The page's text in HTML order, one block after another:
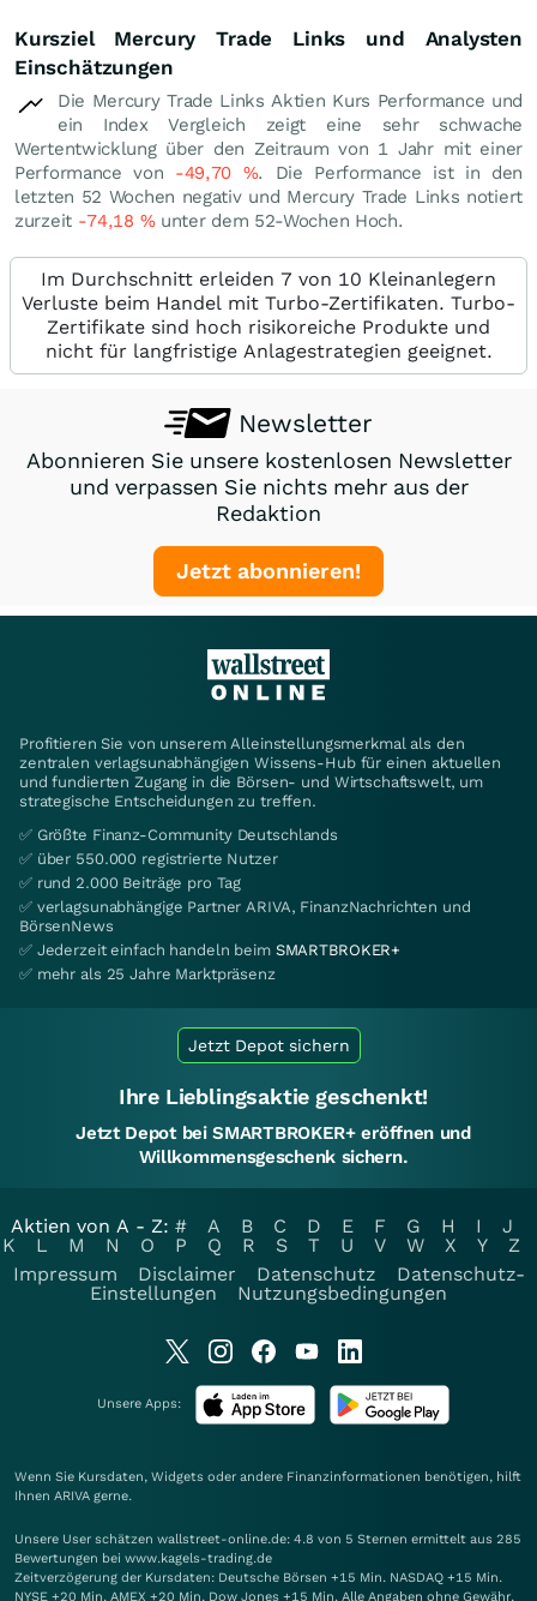
Kursziel Mercury Trade Links und Analysten
Einschätzungen
Die Mercury Trade Links Aktien Kurs Performance und
ein Index Vergleich zeigt eine sehr schwache
Wertentwicklung über den Zeitraum von 1 Jahr mit einer
Performance von -49,70 %. Die Performance ist in den
letzten 52 Wochen negativ und Mercury Trade Links notiert
zurzeit -74,18 %unter dem 52-Wochen Hoch.
Im Durchschnitt erleiden 7 von 10 Kleinanlegern
Verluste beim Handel mit Turbo-Zertifikaten. Turbo-
Zertifikate sind hoch risikoreiche Produkte und
nicht für langfristige Anlagestrategien geeignet.
Newsletter
Abonnieren Sie unsere kostenlosen Newsletter
und verpassen Sie nichts mehr aus der
Redaktion
Jetzt abonnieren!
Profitieren Sie von unserem Alleinstellungsmerkmal als den
zentralen verlagsunabhängigen Wissens-Hub für einen aktuellen
und fundierten Zugang in die Börsen- und Wirtschaftswelt, um
strategische Entscheidungen zu treffen.
✅ Größte Finanz-Community Deutschlands
✅ über 550.000 registrierte Nutzer
✅ rund 2.000 Beiträge pro Tag
✅ verlagsunabhängige Partner ARIVA, FinanzNachrichten und
BörsenNews
✅ Jederzeit einfach handeln beim SMARTBROKER+
✅ mehr als 25 Jahre Marktpräsenz
Jetzt Depot sichern
Ihre Lieblingsaktie geschenkt!
Jetzt Depot bei SMARTBROKER+ eröffnen und
Willkommensgeschenk sichern.
Aktien von A - Z: # A B C D E F G H I
J
K
L M N O P Q R S T U V W X Y
Z
Impressum
Disclaimer Datenschutz
Datenschutz-
Einstellungen
Nutzungsbedingungen
Unsere Apps:
Wenn Sie Kursdaten, Widgets oder andere Finanzinformationen benötigen, hilft
Ihnen ARIVA gerne.
Unsere User schätzen wallstreet-online.de: 4.8 von 5 Sternen ermittelt aus 285
Bewertungen bei www.kagels-trading.de
Zeitverzögerung der Kursdaten: Deutsche Börsen +15 Min. NASDAQ +15 Min.
NYSE +20 Min. AMEX +20 Min. Dow Jones +15 Min. Alle Angaben ohne Gewähr.